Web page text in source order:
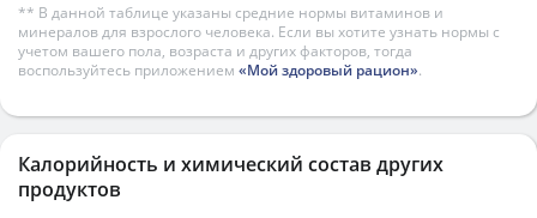
** В данной таблице указаны средние нормы витаминов и
минералов для взрослого человека. Если вы хотите узнать нормы с
учетом вашего пола, возраста и других факторов, тогда
воспользуйтесь приложением «Мой здоровый рацион».
Калорийность и химический состав других
продуктов